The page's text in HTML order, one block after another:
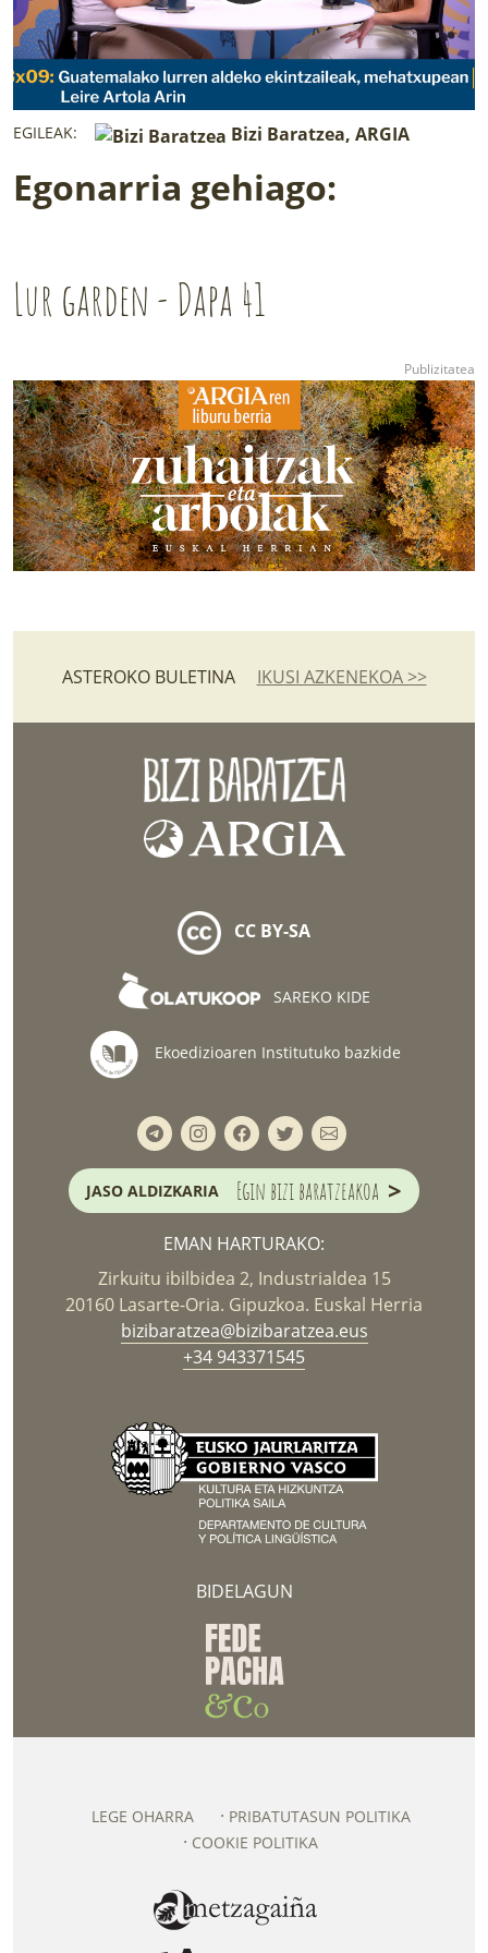
EGILEAK: Bizi Baratzea, ARGIA
Egonarria gehiago:
Lur garden - Dapa 41
ASTEROKO BULETINA IKUSI AZKENEKOA >>
CC BY-SA
SAREKO KIDE
Ekoedizioaren Institutuko bazkide
JASO ALDIZKARIA Egin bizi baratzeakoa >
EMAN HARTURAKO:
Zirkuitu ibilbidea 2, Industrialdea 15
20160 Lasarte-Oria. Gipuzkoa. Euskal Herria
bizibaratzea@bizibaratzea.eus
+34 943371545
BIDELAGUN
LEGE OHARRA
PRIBATUTASUN POLITIKA
COOKIE POLITIKA